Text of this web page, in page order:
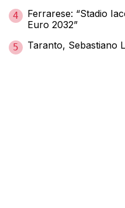
4
Ferrarese: “Stadio
Euro 2032”
5 Taranto, Sebastiano